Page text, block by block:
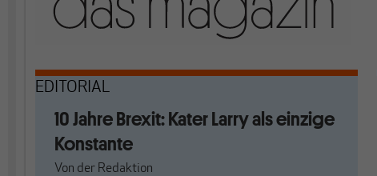
EDITORIAL
10 Jahre Brexit: Kater Larry als einzige
Konstante
Von der Redaktion